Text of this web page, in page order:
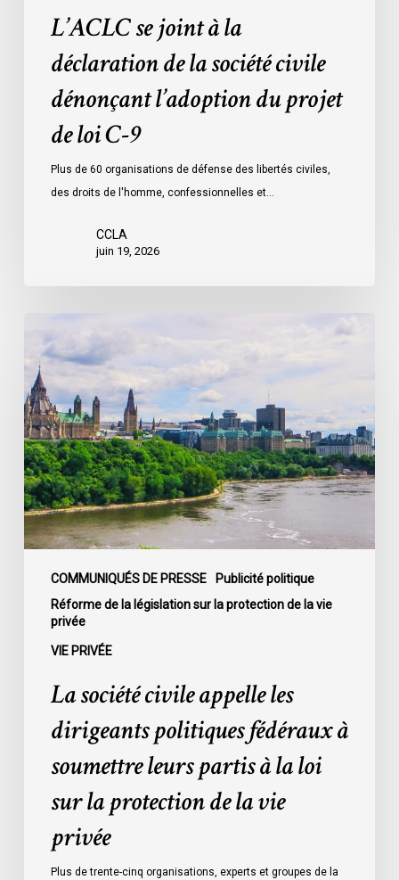
L’ACLC se joint à la
déclaration de la société civile
dénonçant l’adoption du projet
de loi C-9
Plus de 60 organisations de défense des libertés civiles,
des droits de l'homme, confessionnelles et…
CCLA
juin 19, 2026
COMMUNIQUÉS DE PRESSE
Publicité politique
Réforme de la législation sur la protection de la vie
privée
VIE PRIVÉE
société
civile
appelle
les
dirigeants
politiques
fédéraux
à
soumettre
partis
protection
privée
La société civile appelle les
dirigeants politiques fédéraux à
soumettre leurs partis à la loi
sur la protection de la vie
privée
Plus de trente-cinq organisations, experts et groupes de la